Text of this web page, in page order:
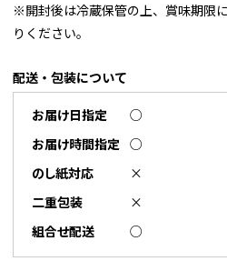
※開封後は冷蔵保管の上、賞味期限
りください。
配送・包装について
お届け日指定
○
お届け時間指定 ○
のし紙対応
×
二重包装
×
組合せ配送
○